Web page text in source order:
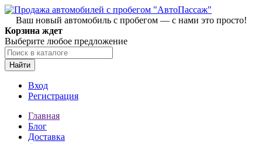
Ваш новый автомобиль с пробегом — с нами это просто!
Корзина ждет
Выберите любое предложение
Найти
Вход
Регистрация
Главная
Блог
Доставка